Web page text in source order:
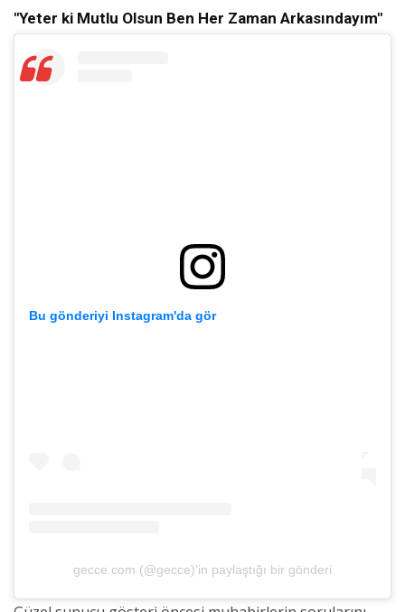
"Yeter ki Mutlu Olsun Ben Her Zaman Arkasındayım"
Bu gönderiyi Instagram'da gör
gecce.com (@gecce)'in paylaştığı bir gönderi